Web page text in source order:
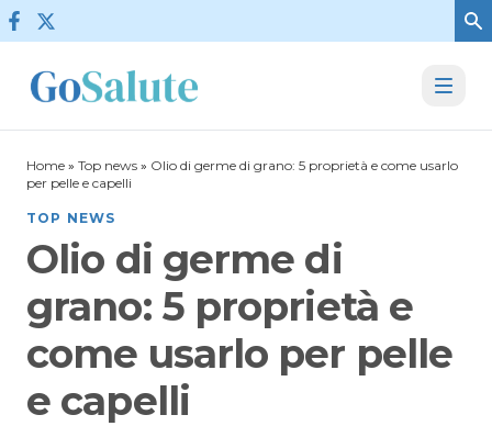
Vai al contenuto
Home » Top news » Olio di germe di grano: 5 proprietà e come usarlo
per pelle e capelli
TOP NEWS
Olio di germe di
grano: 5 proprietà e
come usarlo per pelle
e capelli